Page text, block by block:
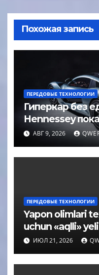
Похожая запись
ПЕРЕДОВЫЕ ТЕХНОЛОГИИ
Гиперкар без
Hennessey
машину за 2,5
АВГ 9, 2026
ПЕРЕДОВЫЕ ТЕХНОЛОГИИ
Yapon olimlari
uchun «aqlli»
ИЮЛ 21, 2026